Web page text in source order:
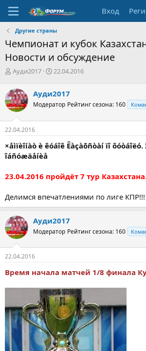
Вход
Другие страны
Чемпионат и кубок
Новости и обсуждение
А
т
о
р
т
е
м
ы
Ауди2017
Д
а
н
ч
л
а
22.04.2016
Ауди2017
Модератор Рейтинг сезона: 160
22.04.2016
×åìïèîíàò è êóáîê Êàçàõñòàí ïî
îáñóæäåíèå
23.04.2016 пройдёт 7 тур
Делимся впечатлениями по лиге КПР!!!
Ауди2017
Модератор Рейтинг сезона: 160
22.04.2016
Время начала матчей 1/8 финала